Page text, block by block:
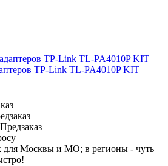
TP-Link TL-PA4010P KIT
Предзаказ
для Москвы и МО; в регионы - чуть